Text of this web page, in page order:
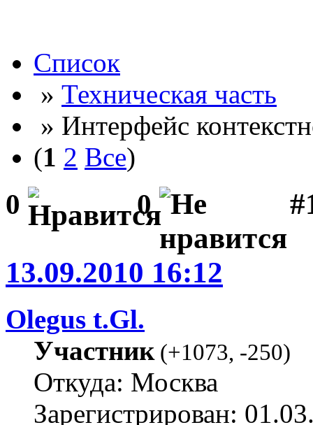
Список
» Техническая часть
» Интерфейс
(1 2 Все)
0 0
13.09.2010 16:12
Olegus t.Gl.
Участник(+1073, -250)
Откуда: Москва
Зарегистрирован: